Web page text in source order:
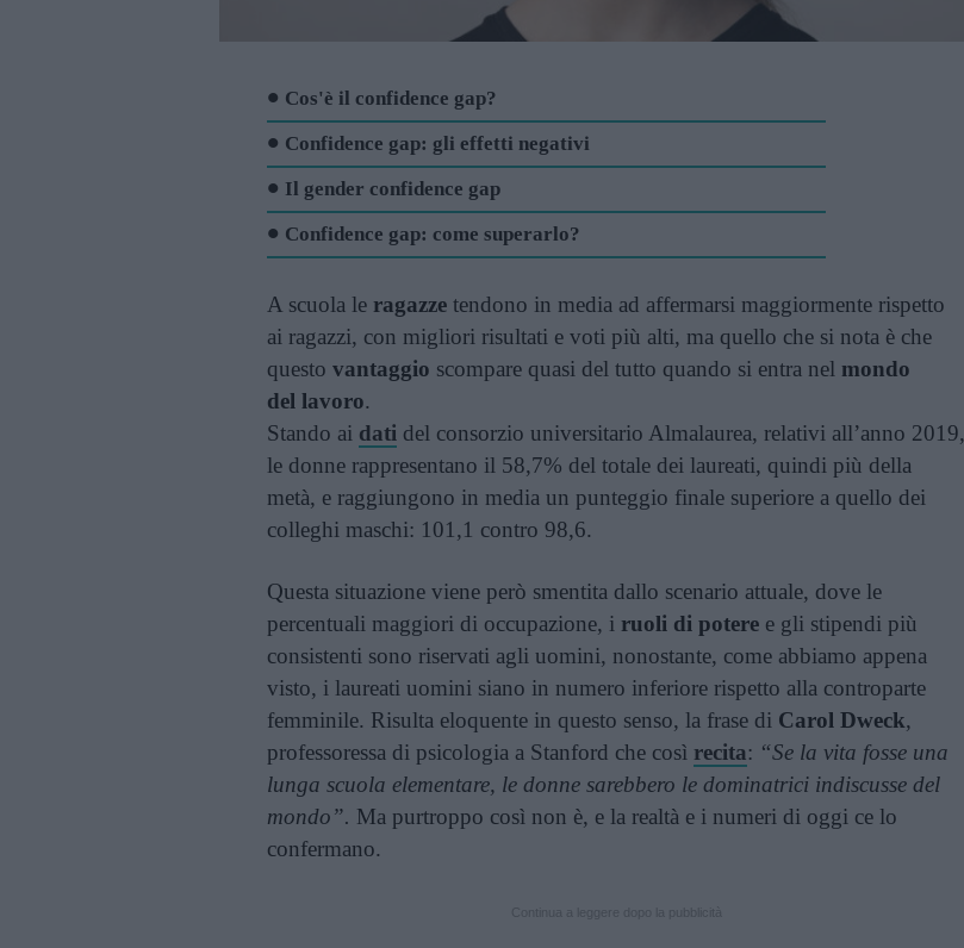
Cos'è il confidence gap?
Confidence gap: gli effetti negativi
Il gender confidence gap
Confidence gap: come superarlo?
A scuola le ragazze tendono in media ad affermarsi maggiormente rispetto
ai ragazzi, con migliori risultati e voti più alti, ma quello che si nota è che
questo vantaggio scompare quasi del tutto quando si entra nel mondo
del lavoro.
Stando ai dati del consorzio universitario Almalaurea, relativi all’anno 2019,
le donne rappresentano il 58,7% del totale dei laureati, quindi più della
metà, e raggiungono in media un punteggio finale superiore a quello dei
colleghi maschi: 101,1 contro 98,6.
Questa situazione viene però smentita dallo scenario attuale, dove le
percentuali maggiori di occupazione, i ruoli di potere e gli stipendi più
consistenti sono riservati agli uomini, nonostante, come abbiamo appena
visto, i laureati uomini siano in numero inferiore rispetto alla controparte
femminile. Risulta eloquente in questo senso, la frase di Carol Dweck,
professoressa di psicologia a Stanford che così recita: “Se la vita fosse una
lunga scuola elementare, le donne sarebbero le dominatrici indiscusse del
mondo”. Ma purtroppo così non è, e la realtà e i numeri di oggi ce lo
confermano.